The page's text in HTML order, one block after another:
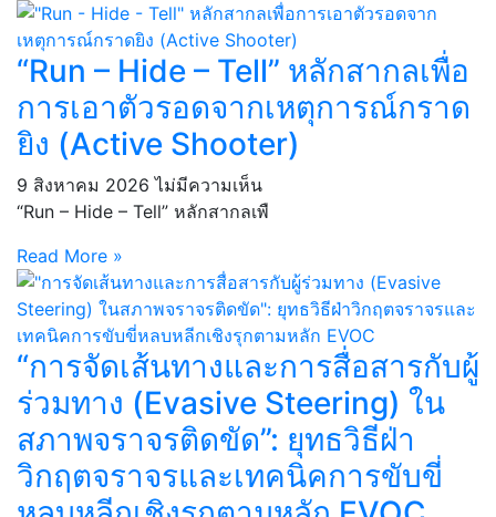
“Run – Hide – Tell” หลักสากลเพื่อ
การเอาตัวรอดจากเหตุการณ์กราด
ยิง (Active Shooter)
9 สิงหาคม 2026ไม่มีความเห็น
“Run – Hide – Tell” หลักสากลเพื
Read More »
“การจัดเส้นทางและการสื่อสารกับผู้
ร่วมทาง (Evasive Steering) ใน
สภาพจราจรติดขัด”: ยุทธวิธีฝ่า
วิกฤตจราจรและเทคนิคการขับขี่